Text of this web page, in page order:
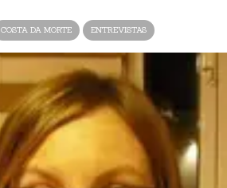
COSTA DA MORTE ENTREVISTAS